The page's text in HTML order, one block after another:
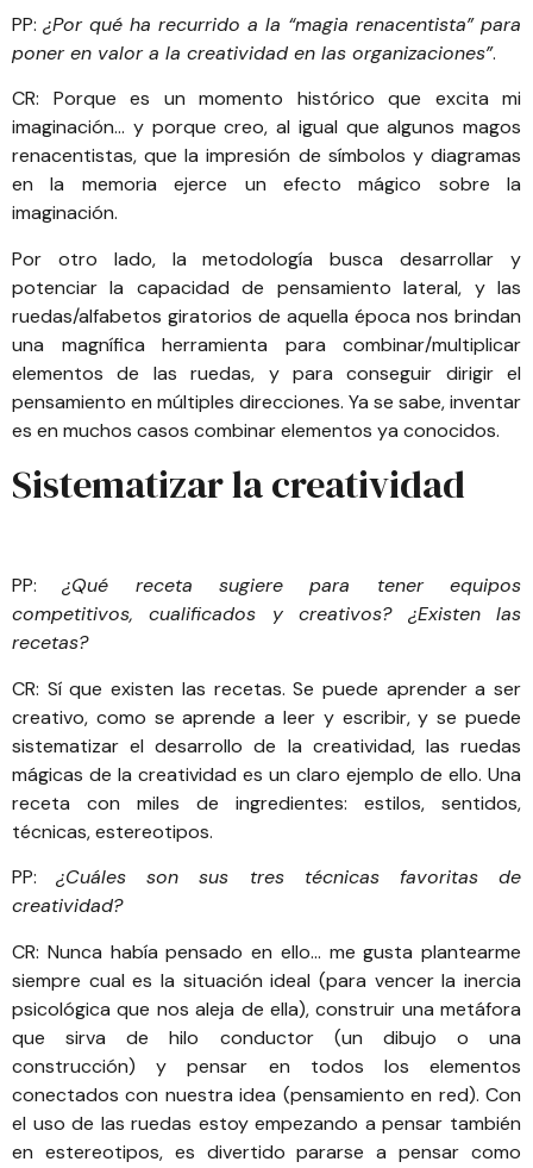
PP: ¿Por qué ha recurrido a la “magia renacentista” para
poner en valor a la creatividad en las organizaciones”.
CR: Porque es un momento histórico que excita mi
imaginación… y porque creo, al igual que algunos magos
renacentistas, que la impresión de símbolos y diagramas
en la memoria ejerce un efecto mágico sobre la
imaginación.
Por otro lado, la metodología busca desarrollar y
potenciar la capacidad de pensamiento lateral, y las
ruedas/alfabetos giratorios de aquella época nos brindan
una magnífica herramienta para combinar/multiplicar
elementos de las ruedas, y para conseguir dirigir el
pensamiento en múltiples direcciones. Ya se sabe, inventar
es en muchos casos combinar elementos ya conocidos.
Sistematizar la creatividad
PP:¿Qué receta sugiere para tener equipos
competitivos, cualificados y creativos? ¿Existen las
recetas?
CR: Sí que existen las recetas. Se puede aprender a ser
creativo, como se aprende a leer y escribir, y se puede
sistematizar el desarrollo de la creatividad, las ruedas
mágicas de la creatividad es un claro ejemplo de ello. Una
receta con miles de ingredientes: estilos, sentidos,
técnicas, estereotipos.
PP:¿Cuáles son sus tres técnicas favoritas de
creatividad?
CR: Nunca había pensado en ello… me gusta plantearme
siempre cual es la situación ideal (para vencer la inercia
psicológica que nos aleja de ella), construir una metáfora
que sirva de hilo conductor (un dibujo o una
construcción) y pensar en todos los elementos
conectados con nuestra idea (pensamiento en red). Con
el uso de las ruedas estoy empezando a pensar también
en estereotipos, es divertido pararse a pensar como